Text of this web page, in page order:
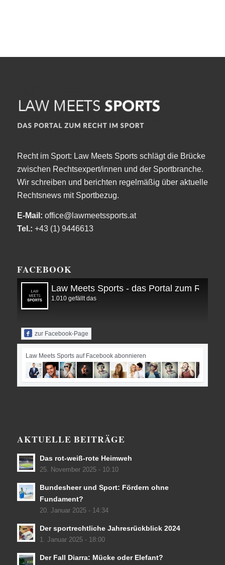
Recht im Sport: Law Meets Sports schlägt die Brücke
zwischen Rechtsexpert/innen und der Sportbranche.
Wir schreiben und berichten regelmäßig über aktuelle
Rechtsnews mit Sportbezug.
E-Mail: office@lawmeetssports.at
Tel.: +43 (1) 9446613
FACEBOOK
Law Meets Sports - das Portal zum Recht
1.010 gefällt das
zur Facebook-Page
Law Meets Sports auf Facebook abonnieren
AKTUELLE BEITRÄGE
Das rot-weiß-rote Heimweh
25. November 2025 - 10:10
Bundesheer und Sport: Fördern ohne
Fundament?
20. Januar 2025 - 14:34
Der sportrechtliche Jahresrückblick 2024
1. Januar 2025 - 18:00
Der Fall Diarra: Mücke oder Elefant?